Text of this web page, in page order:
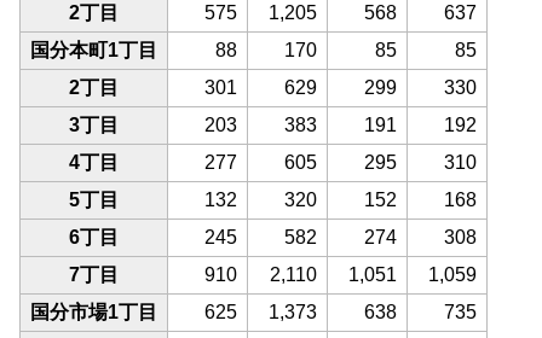
2丁目
575 1,205 568
637
国分本町1丁目
88 170 85
85
2丁目
301 629 299
330
3丁目
203 383 191
192
4丁目
277 605 295
310
5丁目
132 320 152
168
6丁目
245 582 274
308
7丁目
910 2,110 1,051
1,059
国分市場1丁目
625 1,373 638
735